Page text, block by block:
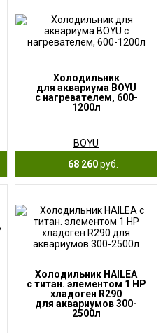
Холодильник
для аквариума BOYU
с нагревателем, 600-
1200л
BOYU
68 260руб.
Холодильник HAILEA
с титан. элементом 1 HP
хладоген R290
для аквариумов 300-
2500л